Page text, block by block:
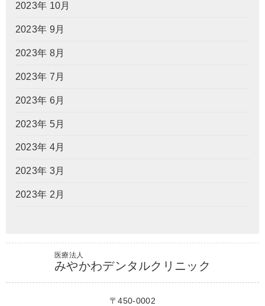
2023年 10月
2023年 9月
2023年 8月
2023年 7月
2023年 6月
2023年 5月
2023年 4月
2023年 3月
2023年 2月
医療法人
みやかわデンタルクリニック
〒450-0002